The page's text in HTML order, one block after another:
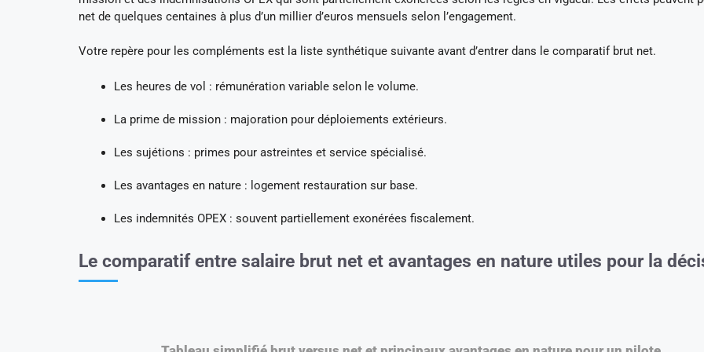
net de quelques centaines à plus d’un millier d’euros mensuels selon l’engagement.
Votre repère pour les compléments est la liste synthétique suivante avant d’entrer dans le comparatif brut net.
Les heures de vol : rémunération variable selon le volume.
La prime de mission : majoration pour déploiements extérieurs.
Les sujétions : primes pour astreintes et service spécialisé.
Les avantages en nature : logement restauration sur base.
Les indemnités OPEX : souvent partiellement exonérées fiscalement.
Le comparatif entre salaire brut net et avantages en nature utiles pour la